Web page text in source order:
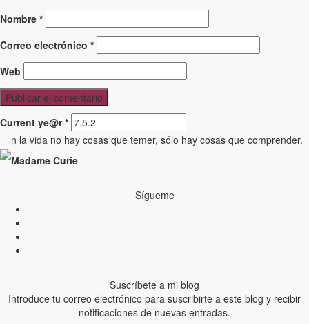
Nombre *
Correo electrónico *
Web
Current ye@r*
n la vida no hay cosas que temer, sólo hay cosas que comprender.
Madame Curie
Sígueme
Suscríbete a mi blog
Introduce tu correo electrónico para suscribirte a este blog y recibir
notificaciones de nuevas entradas.